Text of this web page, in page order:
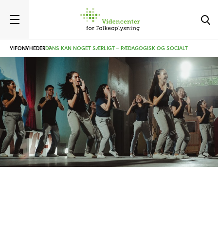
VIFONYHEDERDANS KAN NOGET SÆRLIGT – PÆDAGOGISK OG SOCIALT